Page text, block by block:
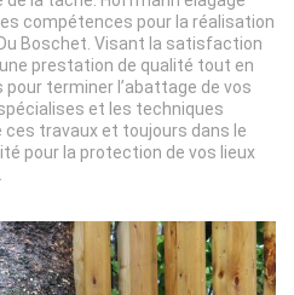
compétences pour la réalisation
Boschet. Visant la satisfaction
prestation de qualité tout en
terminer l’abattage de vos
et les techniques
ces travaux et toujours dans le
pour la protection de vos lieux